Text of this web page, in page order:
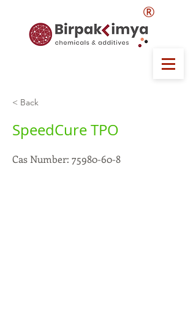
®
< Back
SpeedCure TPO
Cas Number: 75980-60-8